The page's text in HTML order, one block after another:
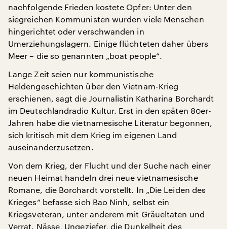
nachfolgende Frieden kostete Opfer: Unter den
siegreichen Kommunisten wurden viele Menschen
hingerichtet oder verschwanden in
Umerziehungslagern. Einige flüchteten daher übers
Meer – die so genannten „boat people“.
Lange Zeit seien nur kommunistische
Heldengeschichten über den Vietnam-Krieg
erschienen, sagt die Journalistin Katharina Borchardt
im Deutschlandradio Kultur. Erst in den späten 80er-
Jahren habe die vietnamesische Literatur begonnen,
sich kritisch mit dem Krieg im eigenen Land
auseinanderzusetzen.
Von dem Krieg, der Flucht und der Suche nach einer
neuen Heimat handeln drei neue vietnamesische
Romane, die Borchardt vorstellt. In „Die Leiden des
Krieges“ befasse sich Bao Ninh, selbst ein
Kriegsveteran, unter anderem mit Gräueltaten und
Verrat. Nässe, Ungeziefer, die Dunkelheit des